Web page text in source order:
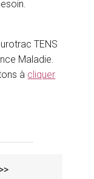
TENS
Maladie.
à cliquer
>>